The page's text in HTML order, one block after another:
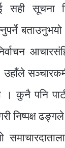
सही
उहाँले
। कुनै पनि
निष्पक्ष